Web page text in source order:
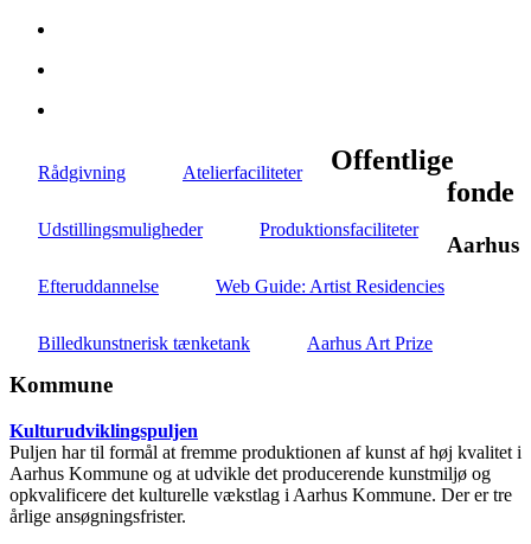
Rådgivning Atelierfaciliteter
Udstillingsmuligheder Produktionsfaciliteter
Efteruddannelse Web Guide: Artist Residencies
Billedkunstnerisk tænketank Aarhus Art Prize
Offentlige
fonde
Aarhus
Kommune
Kulturudviklingspuljen
Puljen har til formål at fremme produktionen af kunst af høj kvalitet i
Aarhus Kommune og at udvikle det producerende kunstmiljø og
opkvalificere det kulturelle vækstlag i Aarhus Kommune. Der er tre
årlige ansøgningsfrister.